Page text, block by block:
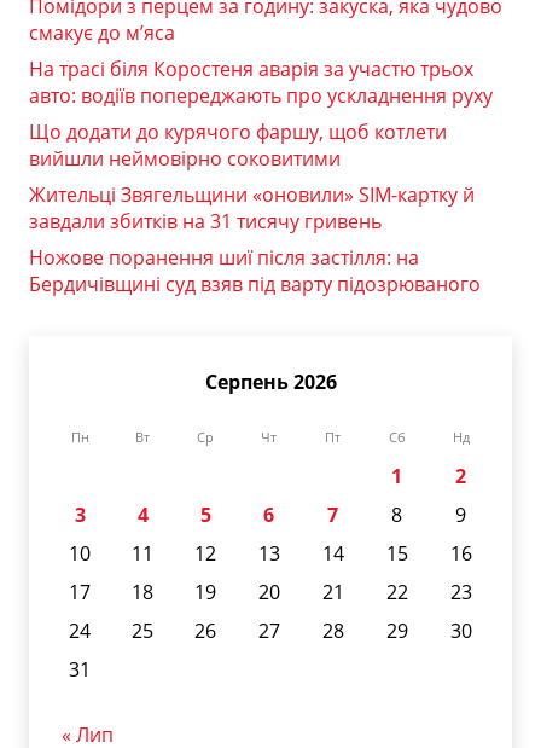
Помідори з перцем за годину: закуска, яка чудово
смакує до м’яса
На трасі біля Коростеня аварія за участю трьох
авто: водіїв попереджають про ускладнення руху
Що додати до курячого фаршу, щоб котлети
вийшли неймовірно соковитими
Жительці Звягельщини «оновили» SIM-картку й
завдали збитків на 31 тисячу гривень
Ножове поранення шиї після застілля: на
Бердичівщині суд взяв під варту підозрюваного
Серпень 2026
Пн Вт Ср Чт Пт Сб Нд
1
2
3
4 5 6 7 8
9
10
11 12 13 14 15
16
17
18 19 20 21 22
23
24
25 26 27 28 29
30
31
« Лип